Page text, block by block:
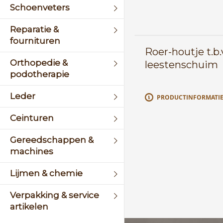
Schoenveters
Reparatie &
fournituren
Orthopedie &
podotherapie
Leder
Ceinturen
Gereedschappen &
machines
Lijmen & chemie
Verpakking & service
artikelen
Roer-houtje
leestenschuim
PRODUCTINFORMATIE